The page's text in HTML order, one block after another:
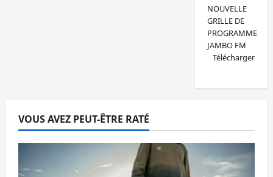
NOUVELLE
GRILLE DE
PROGRAMME
JAMBO FM
Télécharger
VOUS AVEZ PEUT-ÊTRE RATÉ